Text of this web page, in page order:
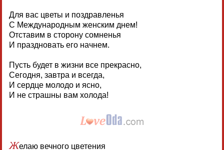
Для вас цветы и поздравленья
С Международным женским днем!
Отставим в сторону сомненья
И праздновать его начнем.
Пусть будет в жизни все прекрасно,
Сегодня, завтра и всегда,
И сердце молодо и ясно,
И не страшны вам холода!
Желаю вечного цветения